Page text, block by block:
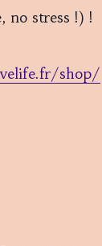
no stress !) !
shop/